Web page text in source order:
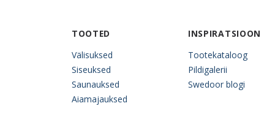
TOOTED
Välisuksed
Siseuksed
Saunauksed
Aiamajauksed
INSPIRATSIOON
Tootekataloog
Pildigalerii
Swedoor blogi